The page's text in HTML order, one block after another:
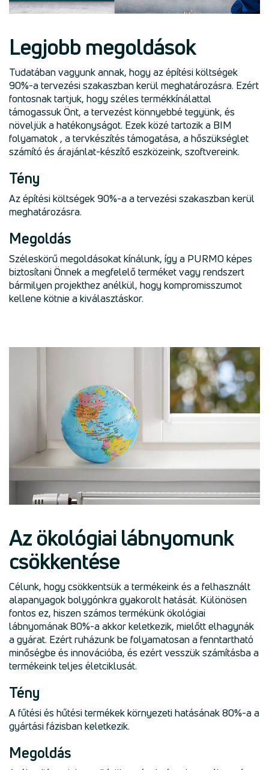
Legjobb megoldások
Tudatában vagyunk annak, hogy az építési költségek
90%-a tervezési szakaszban kerül meghatározásra. Ezért
fontosnak tartjuk, hogy széles termékkínálattal
támogassuk Önt, a tervezést könnyebbé tegyünk, és
növeljük a hatékonyságot. Ezek közé tartozik a BIM
folyamatok , a tervkészítés támogatása, a hőszükséglet
számító és árajánlat-készítő eszközeink, szoftvereink.
Tény
Az építési költségek 90%-a a tervezési szakaszban kerül
meghatározásra.
Megoldás
Széleskörű megoldásokat kínálunk, így a PURMO képes
biztosítani Önnek a megfelelő terméket vagy rendszert
bármilyen projekthez anélkül, hogy kompromisszumot
kellene kötnie a kiválasztáskor.
Az ökológiai lábnyomunk
csökkentése
Célunk, hogy csökkentsük a termékeink és a felhasznált
alapanyagok bolygónkra gyakorolt hatását. Különösen
fontos ez, hiszen számos termékünk ökológiai
lábnyomának 80%-a akkor keletkezik, mielőtt elhagynák
a gyárat. Ezért ruházunk be folyamatosan a fenntartható
minőségbe és innovációba, és ezért vesszük számításba a
termékeink teljes életciklusát.
Tény
A fűtési és hűtési termékek környezeti hatásának 80%-a a
gyártási fázisban keletkezik.
Megoldás